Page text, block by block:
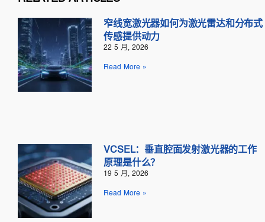
窄线宽激光器如何为激光雷达和分布式
传感提供动力
22 5 月, 2026
Read More »
VCSEL：垂直腔面发射激光器的工作
原理是什么？
19 5 月, 2026
Read More »